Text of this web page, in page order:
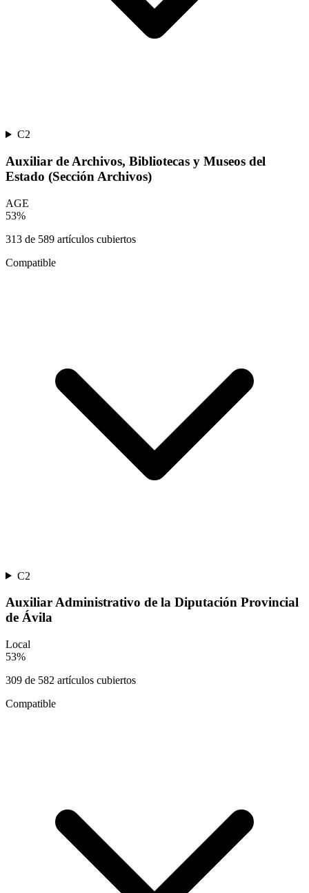
C2
Auxiliar de Archivos, Bibliotecas y Museos del
Estado (Sección Archivos)
AGE
53%
313 de 589 artículos cubiertos
Compatible
C2
Auxiliar Administrativo de la Diputación Provincial
de Ávila
Local
53%
309 de 582 artículos cubiertos
Compatible